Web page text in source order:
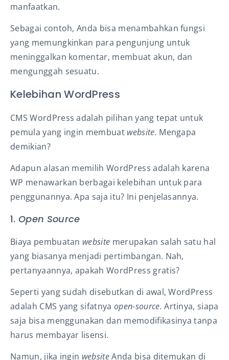
manfaatkan.
Sebagai contoh, Anda bisa menambahkan fungsi
yang memungkinkan para pengunjung untuk
meninggalkan komentar, membuat akun, dan
mengunggah sesuatu.
Kelebihan WordPress
CMS WordPress adalah pilihan yang tepat untuk
pemula yang ingin membuat website. Mengapa
demikian?
Adapun alasan memilih WordPress adalah karena
WP menawarkan berbagai kelebihan untuk para
penggunannya. Apa saja itu? Ini penjelasannya.
1. Open Source
Biaya pembuatan website merupakan salah satu hal
yang biasanya menjadi pertimbangan. Nah,
pertanyaannya, apakah WordPress gratis?
Seperti yang sudah disebutkan di awal, WordPress
adalah CMS yang sifatnyaopen-source.Artinya, siapa
saja bisa menggunakan dan memodifikasinya tanpa
harus membayar lisensi.
Namun, jika ingin websiteAnda bisa ditemukan di